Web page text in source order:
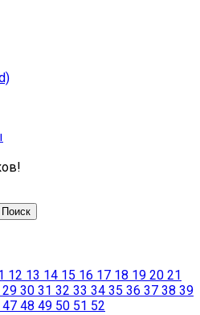
Поиск
12 13 14 15 16 17 18 19 20 21
29 30 31 32 33 34 35 36 37 38 39
47 48 49 50 51 52